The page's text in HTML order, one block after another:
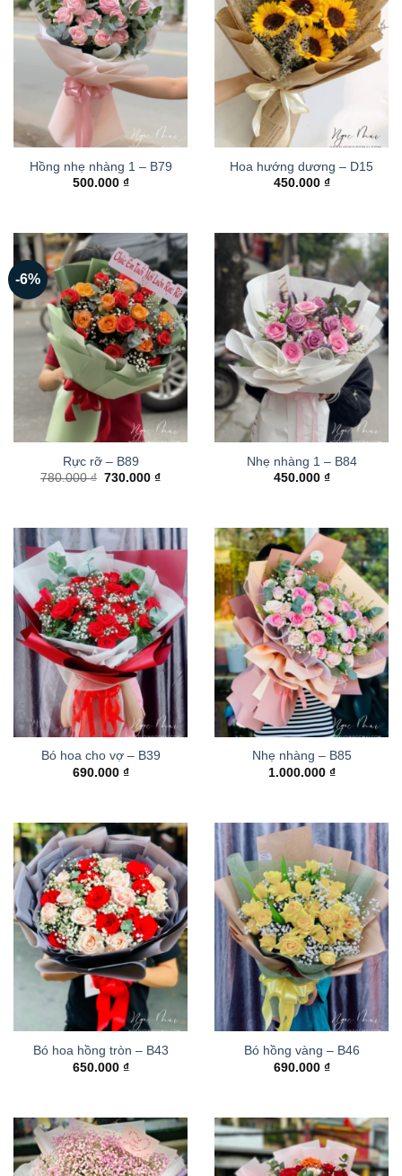
Hồng nhẹ nhàng 1 – B79
500.000 ₫
Hoa hướng dương – D15
450.000 ₫
-6%
Rực rỡ – B89
780.000₫ Giá
730.000₫Giá
Nhẹ nhàng 1 – B84
450.000 ₫
Bó hoa cho vợ – B39
690.000 ₫
Nhẹ nhàng – B85
1.000.000 ₫
Bó hoa hồng tròn – B43
650.000 ₫
Bó hồng vàng – B46
690.000 ₫